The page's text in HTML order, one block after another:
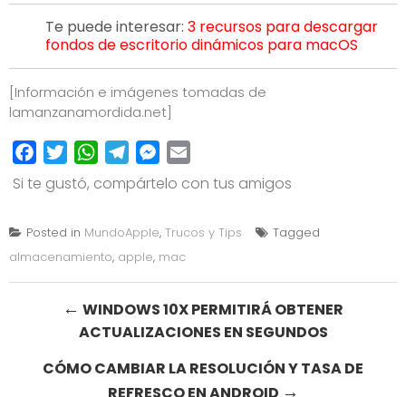
Te puede interesar: 3 recursos para descargar
fondos de escritorio dinámicos para macOS
[Información e imágenes tomadas de
lamanzanamordida.net]
FacebookTwitterWhatsApp
TelegramMessenger
Si te gustó, compártelo con tus amigos
Posted in MundoApple, Trucos y Tips
Tagged
almacenamiento, apple, mac
navigation
← WINDOWS 10X PERMITIRÁ OBTENER
ACTUALIZACIONES EN SEGUNDOS
CÓMO CAMBIAR LA RESOLUCIÓN Y TASA DE